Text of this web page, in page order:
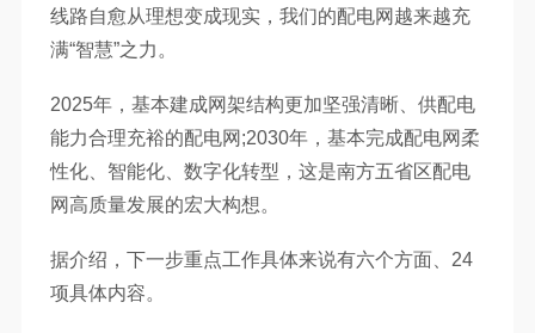
线路自愈从理想变成现实，我们的配电网越来越充
满“智慧”之力。
2025年，基本建成网架结构更加坚强清晰、供配电
能力合理充裕的配电网;2030年，基本完成配电网柔
性化、智能化、数字化转型，这是南方五省区配电
网高质量发展的宏大构想。
据介绍，下一步重点工作具体来说有六个方面、24
项具体内容。